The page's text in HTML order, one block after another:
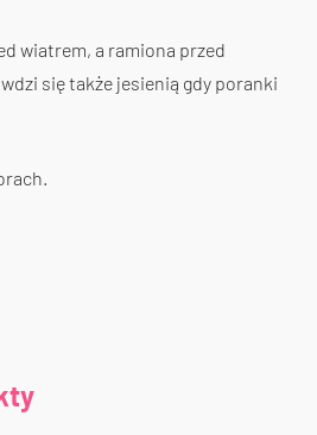
wiatrem, a ramiona przed
się także jesienią gdy poranki